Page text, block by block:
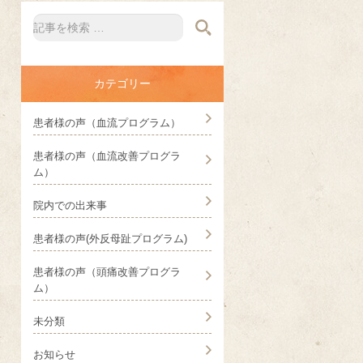
カテゴリー
患者様の声（血流プログラム）
患者様の声（血流改善プログラ
ム）
院内での出来事
患者様の声(外反母趾プログラム)
患者様の声（頭痛改善プログラ
ム）
未分類
お知らせ